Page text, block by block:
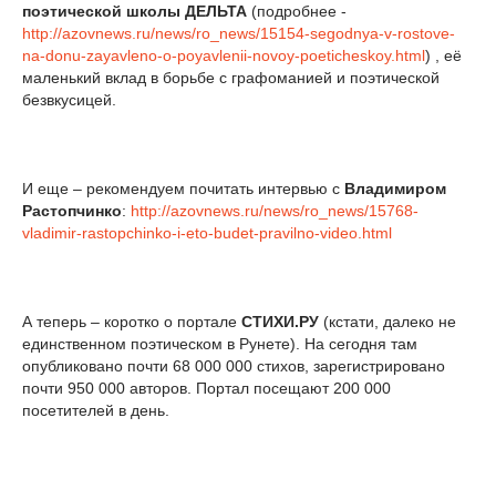
поэтической школы ДЕЛЬТА (подробнее -
http://azovnews.ru/news/ro_news/15154-segodnya-v-rostove-
na-donu-zayavleno-o-poyavlenii-novoy-poeticheskoy.html) , её
маленький вклад в борьбе с графоманией и поэтической
безвкусицей.
И еще – рекомендуем почитать интервью с Владимиром
Растопчинко: http://azovnews.ru/news/ro_news/15768-
vladimir-rastopchinko-i-eto-budet-pravilno-video.html
А теперь – коротко о портале СТИХИ.РУ (кстати, далеко не
единственном поэтическом в Рунете). На сегодня там
опубликовано почти 68 000 000 стихов, зарегистрировано
почти 950 000 авторов. Портал посещают 200 000
посетителей в день.